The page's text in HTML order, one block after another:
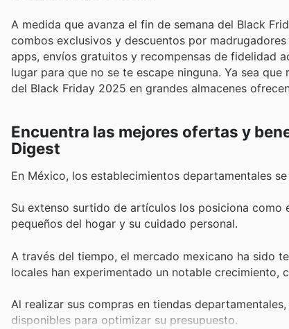
A medida que avanza el fin de semana del Black
combos exclusivos y descuentos por
apps, envíos gratuitos y recompensas de fidelidad
lugar para que no se te escape ninguna. Ya sea
del Black Friday 2025 en grandes almacenes
Encuentra las mejores ofertas y
Digest
En México, los establecimientos departamentales
Su extenso surtido de artículos los posiciona
pequeños del hogar y su cuidado personal.
A través del tiempo, el mercado mexicano ha sido
locales han experimentado un notable crecimiento,
Al realizar sus compras en tiendas
disponibles para optimizar su presupuesto.